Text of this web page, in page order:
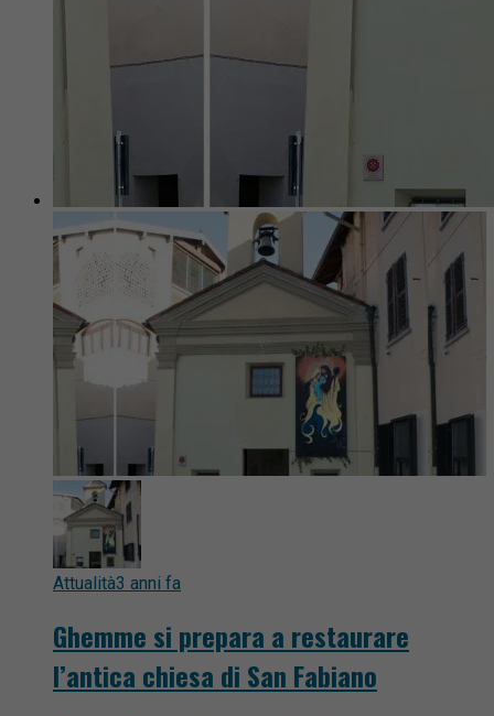
Attualità3 anni fa
Ghemme si prepara a restaurare
l’antica chiesa di San Fabiano